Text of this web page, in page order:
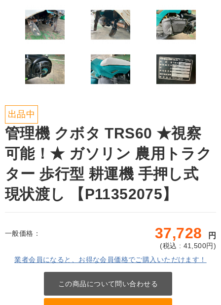
出品中
管理機 クボタ TRS60 ★視察
可能！★ ガソリン 農用トラク
ター 歩行型 耕運機 手押し式
現状渡し 【P11352075】
一般価格： 37,728 円
(税込 : 41,500円)
業者会員になると、お得な会員価格でご購入いただけます！
この商品について問い合わせる